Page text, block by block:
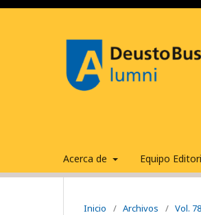
Acerca de Equipo
Inicio / Archivos / Vol.